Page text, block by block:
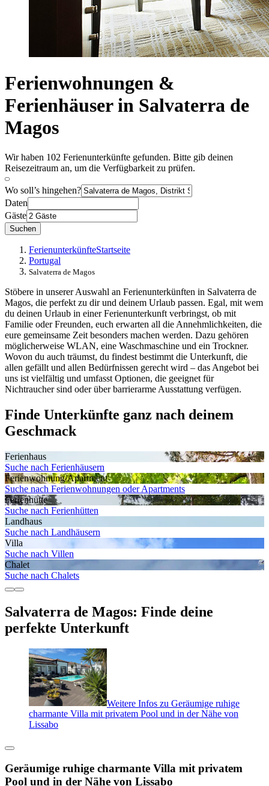
Ferienwohnungen &
Ferienhäuser in Salvaterra de
Magos
Wir haben 102 Ferienunterkünfte gefunden. Bitte gib deinen
Reisezeitraum an, um die Verfügbarkeit zu prüfen.
Wo soll’s hingehen?
Daten
Gäste
Suchen
FerienunterkünfteStartseite
Portugal
Salvaterra de Magos
Stöbere in unserer Auswahl an Ferienunterkünften in Salvaterra de
Magos, die perfekt zu dir und deinem Urlaub passen. Egal, mit wem
du deinen Urlaub in einer Ferienunterkunft verbringst, ob mit
Familie oder Freunden, euch erwarten all die Annehmlichkeiten, die
eure gemeinsame Zeit besonders machen werden. Dazu gehören
möglicherweise WLAN, eine Waschmaschine und ein Trockner.
Wovon du auch träumst, du findest bestimmt die Unterkunft, die
allen gefällt und allen Bedürfnissen gerecht wird – das Angebot bei
uns ist vielfältig und umfasst Optionen, die geeignet für
Nichtraucher sind oder über barrierarme Ausstattung verfügen.
Finde Unterkünfte ganz nach deinem
Geschmack
Ferienhaus
Suche nach Ferienhäusern
Ferienwohnung/Apartment
Suche nach Ferienwohnungen oder Apartments
Ferienhütte
Suche nach Ferienhütten
Landhaus
Suche nach Landhäusern
Villa
Suche nach Villen
Chalet
Suche nach Chalets
Salvaterra de Magos: Finde deine
perfekte Unterkunft
Weitere Infos zu Geräumige ruhige
charmante Villa mit privatem Pool und in der Nähe von
Lissabo
Geräumige ruhige charmante Villa mit privatem
Pool und in der Nähe von Lissabo